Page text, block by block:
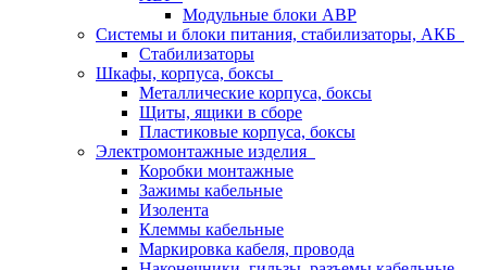
Модульные блоки АВР
Системы и блоки питания, стабилизаторы, АКБ
Стабилизаторы
Шкафы, корпуса, боксы
Металлические корпуса, боксы
Щиты, ящики в сборе
Пластиковые корпуса, боксы
Электромонтажные изделия
Коробки монтажные
Зажимы кабельные
Изолента
Клеммы кабельные
Маркировка кабеля, провода